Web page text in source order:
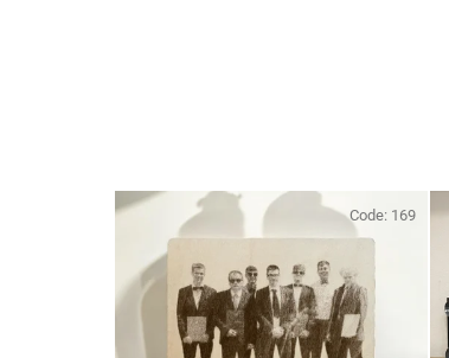
Code: 169